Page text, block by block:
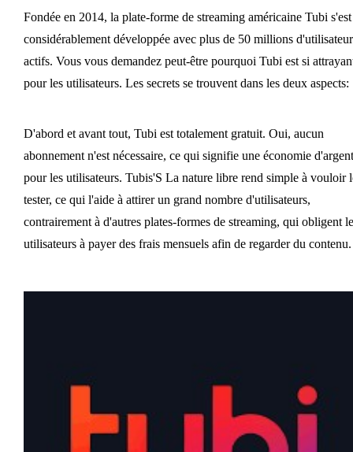
Fondée en 2014, la plate-forme de streaming américaine Tubi s'est
considérablement développée avec plus de 50 millions
actifs. Vous vous demandez peut-être pourquoi Tubi est si
pour les utilisateurs. Les secrets se trouvent dans les deux aspects:
D'abord et avant tout, Tubi est totalement gratuit. Oui, aucun
abonnement n'est nécessaire, ce qui signifie une économie d'argent
pour les utilisateurs. Tubis'S La nature libre rend simple à vouloir
tester, ce qui l'aide à attirer un grand nombre d'utilisateurs,
contrairement à d'autres plates-formes de streaming, qui obligent
utilisateurs à payer des frais mensuels afin de regarder du contenu.